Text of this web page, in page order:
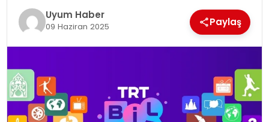
Uyum Haber
09 Haziran 2025 Paylaş